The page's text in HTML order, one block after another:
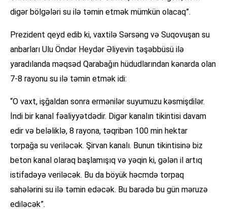
digər bölgələri su ilə təmin etmək mümkün olacaq”.
Prezident qeyd edib ki, vaxtilə Sərsəng və Suqovuşan su
anbarları Ulu Öndər Heydər Əliyevin təşəbbüsü ilə
yaradılanda məqsəd Qarabağın hüdudlarından kənarda olan
7-8 rayonu su ilə təmin etmək idi:
“O vaxt, işğaldan sonra ermənilər suyumuzu kəsmişdilər.
İndi bir kanal fəaliyyətdədir. Digər kanalın tikintisi davam
edir və beləliklə, 8 rayona, təqribən 100 min hektar
torpağa su veriləcək. Şirvan kanalı. Bunun tikintisinə biz
beton kanal olaraq başlamışıq və yəqin ki, gələn il artıq
istifadəyə veriləcək. Bu da böyük həcmdə torpaq
sahələrini su ilə təmin edəcək. Bu barədə bu gün məruzə
ediləcək”.